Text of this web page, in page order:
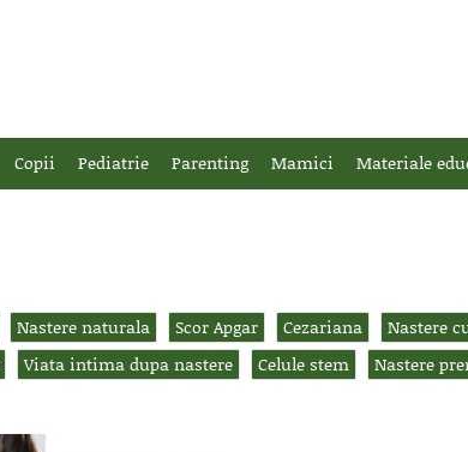
Copii Pediatrie Parenting Mamici Materiale
Nastere naturala Scor Apgar Cezariana Nastere
Viata intima dupa nastere Celule stem Nastere